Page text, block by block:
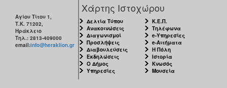
Αγίου Τίτου 1,
Τ.Κ. 71202,
Ηράκλειο
Τηλ.: 2813-409000
email:info@heraklion.gr
Χάρτης Ιστοχώρου
Δελτία Τύπου
Ανακοινώσεις
Διαγωνισμοί
Προσλήψεις
Διαβουλεύσεις
Εκδηλώσεις
Ο Δήμος
Υπηρεσίες
Κ.Ε.Π.
Τηλέφωνα
e-Υπηρεσίες
e-Αιτήματα
Η Πόλη
Ιστορία
Κνωσός
Μουσεία